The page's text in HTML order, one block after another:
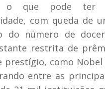
o que pode ter
com queda de
do número de
restrita de
prestígio, como Nobel
entre as